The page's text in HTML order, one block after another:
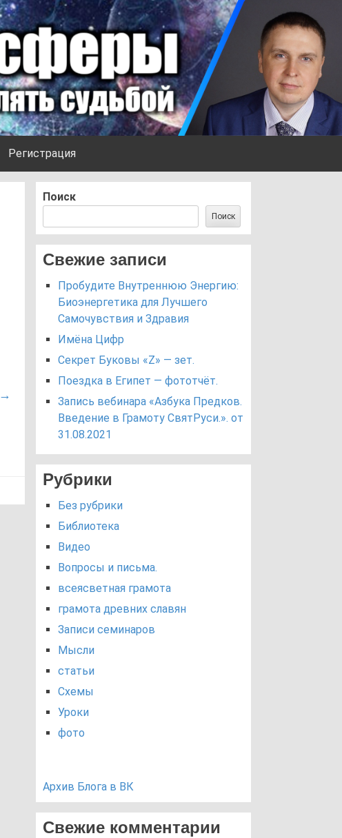
Регистрация
→
Поиск
Поиск
Свежие записи
Пробудите Внутреннюю Энергию:
Биоэнергетика для Лучшего
Самочувствия и Здравия
Имёна Цифр
Секрет Буковы «Z» — зет.
Поездка в Египет — фототчёт.
Запись вебинара «Азбука Предков.
Введение в Грамоту СвятРуси.». от
31.08.2021
Рубрики
Без рубрики
Библиотека
Видео
Вопросы и письма.
всеясветная грамота
грамота древних славян
Записи семинаров
Мысли
статьи
Схемы
Уроки
фото
Архив Блога в ВК
Свежие комментарии